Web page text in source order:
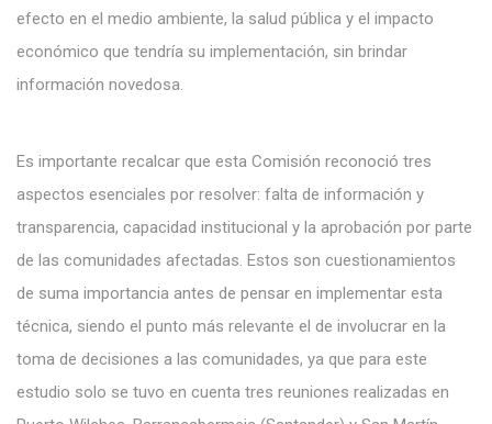
efecto en el medio ambiente, la salud pública y el impacto
económico que tendría su implementación, sin brindar
información novedosa.
Es importante recalcar que esta Comisión reconoció tres
aspectos esenciales por resolver: falta de información y
transparencia, capacidad institucional y la aprobación por parte
de las comunidades afectadas. Estos son cuestionamientos
de suma importancia antes de pensar en implementar esta
técnica, siendo el punto más relevante el de involucrar en la
toma de decisiones a las comunidades, ya que para este
estudio solo se tuvo en cuenta tres reuniones realizadas en